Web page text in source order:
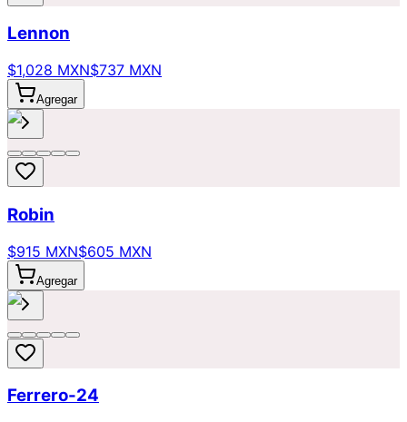
Lennon
$1,028 MXN$737 MXN
Agregar
Robin
$915 MXN$605 MXN
Agregar
Ferrero-24